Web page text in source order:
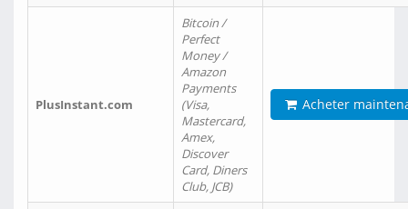
PlusInstant.com
Bitcoin /
Perfect
Money /
Amazon
Payments
(Visa,
Mastercard,
Amex,
Discover
Card, Diners
Club, JCB)
Acheter